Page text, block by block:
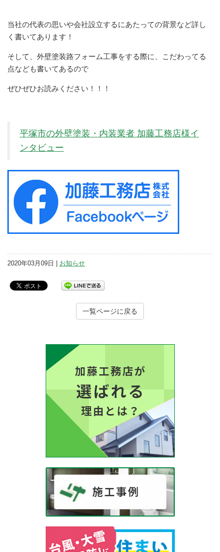
当社の代表の思いや会社設立するにあたっての背景など詳し
く書いてあります！
そして、外壁塗装路フォーム工事をする際に、こだわってる
点なども書いてあるので
ぜひぜひお読みください！！！
平塚市の外壁塗装・内装業者 加藤工務店様イ
ンタビュー
2020年03月09日 | お知らせ
一覧ページに戻る